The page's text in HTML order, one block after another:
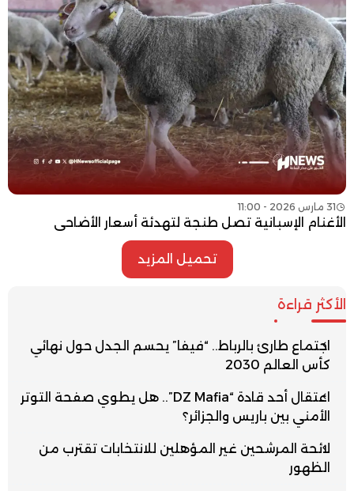
31 مارس 2026 - 11:00
الأغنام الإسبانية تصل طنجة لتهدئة أسعار الأضاحي
تحميل المزيد
الأكثر قراءة
اجتماع طارئ بالرباط.. “فيفا” يحسم الجدل حول نهائي
كأس العالم 2030
اعتقال أحد قادة “DZ Mafia”.. هل يطوي صفحة التوتر
الأمني بين باريس والجزائر؟
لائحة المرشحين غير المؤهلين للانتخابات تقترب من
الظهور